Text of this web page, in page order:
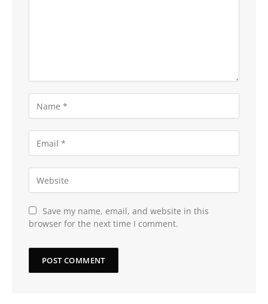
Save my name, email, and website in this
browser for the next time I comment.